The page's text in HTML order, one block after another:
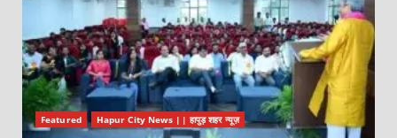
Featured Hapur City News || हापुड़ शहर न्यूज़